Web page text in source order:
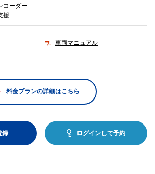
コーダー
援
車両マニュアル
料金プランの詳細はこちら
録 ログインして予約